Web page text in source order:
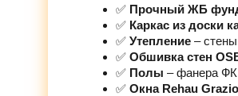
✅ Прочный ЖБ
✅ Каркас из доски
✅ Утепление –
✅ Обшивка стен
✅ Полы – фанера ФК
✅ Окна Rehau